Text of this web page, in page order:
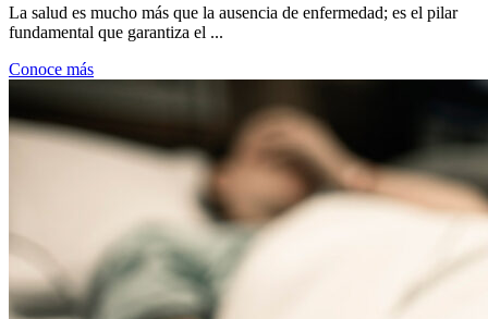
La salud es mucho más que la ausencia de enfermedad; es el pilar
fundamental que garantiza el ...
Conoce más